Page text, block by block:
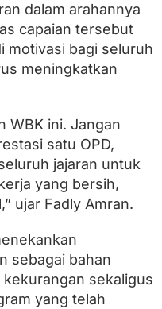
dalam arahannya
capaian tersebut
motivasi bagi seluruh
meningkatkan
WBK ini. Jangan
satu OPD,
jajaran untuk
yang bersih,
ujar Fadly Amran.
sebagai bahan
sekaligus
yang telah